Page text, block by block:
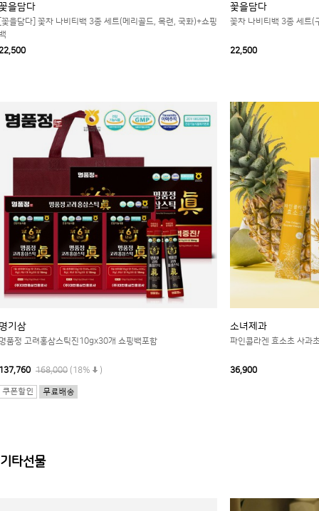
을담다
을담다] 꽃차 나비티백 3종 세트(메리골드, 목련, 국화)+쇼핑
꽃을담다
꽃차 나비티백 3종 세트(
22,500
기삼
품정 고려홍삼스틱진10gx30개 쇼핑백포함
168,000 (18% )
소녀제과
파인콜라겐 효소초 사과
36,900
기타선물